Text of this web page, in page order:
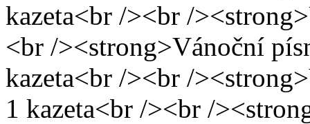
kazeta<br /><br /
<br /><strong>Vánoční
kazeta<br /><br /
1 kazeta<br /><br /